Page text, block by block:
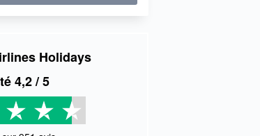
Holidays
4,2/ 5